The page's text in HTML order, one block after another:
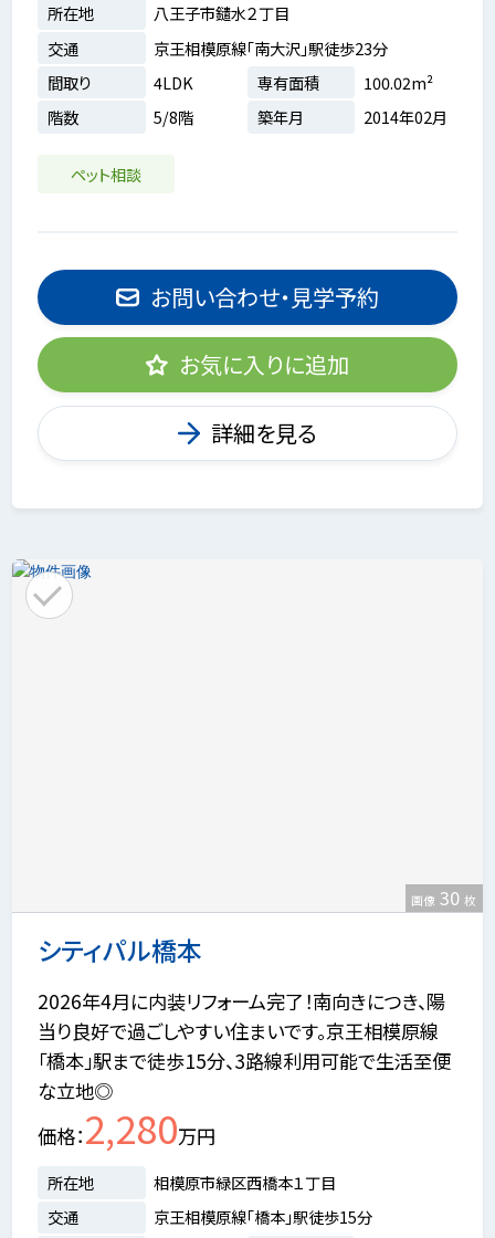
所在地
八王子市鑓水２丁目
交通
京王相模原線「南大沢」駅徒歩23分
間取り
4LDK 専有面積
100.02m²
階数
5/8階 築年月 2014年02月
ペット相談
お問い合わせ・見学予約
お気に入りに追加
詳細を見る
シティパル橋本
画像 30 枚
2026年4月に内装リフォーム完了！南向きにつき、陽
当り良好で過ごしやすい住まいです。京王相模原線
「橋本」駅まで徒歩15分、3路線利用可能で生活至便
な立地◎
価格 2,280万円
所在地
相模原市緑区西橋本１丁目
交通
京王相模原線「橋本」駅徒歩15分